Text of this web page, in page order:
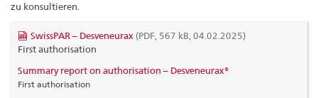
zu konsultieren.
SwissPAR – Desveneurax (PDF, 567 kB, 04.02.2025)
First authorisation
Summary report on authorisation – Desveneurax®
First authorisation